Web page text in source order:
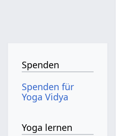
Spenden
Spenden für
Yoga Vidya
Yoga lernen